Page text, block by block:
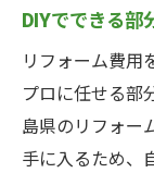
DIYでできる部
リフォーム費用
プロに任せる部
島県のリフォー
手に入るため、